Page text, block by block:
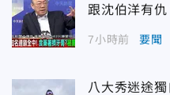
跟沈伯洋有仇
7小時前 要聞
八大秀迷途